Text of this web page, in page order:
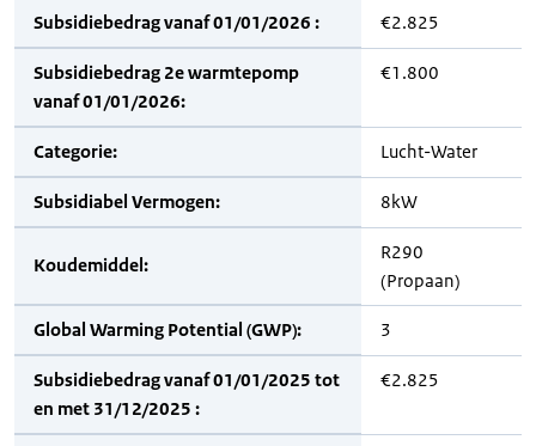
Subsidiebedrag vanaf 01/01/2026 : €2.825
Subsidiebedrag 2e warmtepomp
vanaf 01/01/2026:
€1.800
Categorie: Lucht-Water
Subsidiabel Vermogen: 8kW
Koudemiddel:
R290
(Propaan)
Global Warming Potential (GWP): 3
Subsidiebedrag vanaf 01/01/2025 tot
en met 31/12/2025 :
€2.825